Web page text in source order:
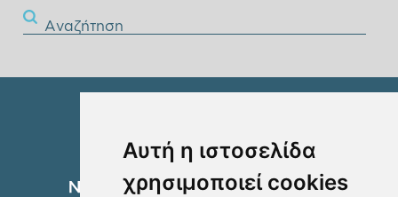
Αυτή η ιστοσελίδα
χρησιμοποιεί cookies
Αναζήτηση